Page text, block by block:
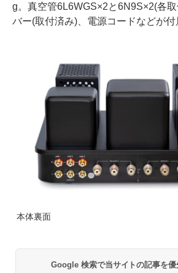
g。真空管6L6WGS×2と6N9S×2(各
バー(取付済み)、電源コードなどが付
本体裏面
Google 検索で当サイトの記事を優